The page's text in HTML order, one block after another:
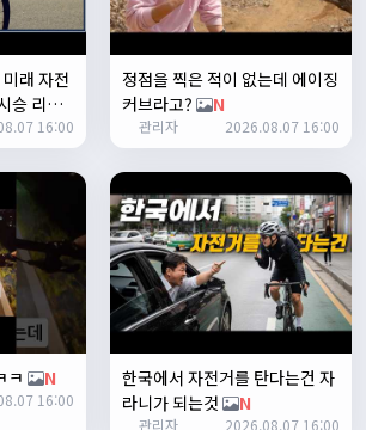
100명이 넘었습니다 :)
^_^
있는 음식먹고 로라 타셔야지요 ㅎㅎ
1/24/2025
래 자전
승 리뷰
16:00
정점을 찍은 적이 없는데 에이징
커브라고?
N
관리자 2026.08.07 16:00
ㅋ N
16:00
한국에서 자전거를 탄다는건 자
라니가 되는것
N
관리자 2026.08.07 16:00